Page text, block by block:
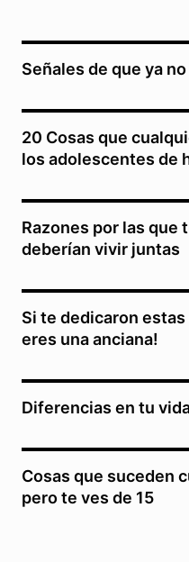
Señales de que ya
20 Cosas que
los adolescentes de
Razones por las que
deberían vivir juntas
Si te dedicaron
eres una anciana!
Diferencias en tu
Cosas que suceden
pero te ves de 15